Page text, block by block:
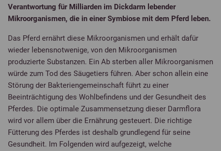
Verantwortung für Milliarden im Dickdarm lebender
Mikroorganismen, die in einer Symbiose mit dem Pferd leben.
Das Pferd ernährt diese Mikroorganismen und erhält dafür
wieder lebensnotwenige, von den Mikroorganismen
produzierte Substanzen. Ein Ab sterben aller Mikroorganismen
würde zum Tod des Säugetiers führen. Aber schon allein eine
Störung der Bakteriengemeinschaft führt zu einer
Beeinträchtigung des Wohlbefindens und der Gesundheit des
Pferdes. Die optimale Zusammensetzung dieser Darmflora
wird vor allem über die Ernährung gesteuert. Die richtige
Fütterung des Pferdes ist deshalb grundlegend für seine
Gesundheit. Im Folgenden wird aufgezeigt, welche